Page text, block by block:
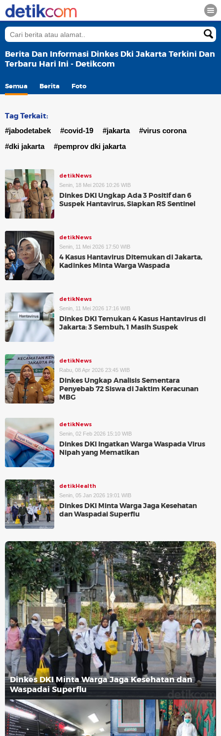
Berita Dan Informasi Dinkes Dki Jakarta Terkini Dan
Terbaru Hari Ini - Detikcom
Semua Berita Foto
Tag Terkait:
#jabodetabek #covid-19 #jakarta
#virus corona
#dki jakarta
#pemprov dki jakarta
detikNews
Senin, 18 Mei 2026 10:26 WIB
Dinkes DKI Ungkap Ada 3 Positif dan 6
Suspek Hantavirus, Siapkan RS Sentinel
detikNews
Senin, 11 Mei 2026 17:50 WIB
4 Kasus Hantavirus Ditemukan di Jakarta,
Kadinkes Minta Warga Waspada
detikNews
Senin, 11 Mei 2026 17:16 WIB
Dinkes DKI Temukan 4 Kasus Hantavirus di
Jakarta: 3 Sembuh, 1 Masih Suspek
detikNews
Rabu, 08 Apr 2026 23:45 WIB
Dinkes Ungkap Analisis Sementara
Penyebab 72 Siswa di Jaktim Keracunan
MBG
detikNews
Senin, 02 Feb 2026 15:10 WIB
Dinkes DKI Ingatkan Warga Waspada Virus
Nipah yang Mematikan
detikHealth
Senin, 05 Jan 2026 19:01 WIB
Dinkes DKI Minta Warga Jaga Kesehatan
dan Waspadai Superflu
Dinkes DKI Minta Warga Jaga Kesehatan dan
Waspadai Superflu